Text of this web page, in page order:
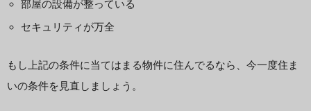
部屋の設備が整っている
セキュリティが万全
もし上記の条件に当てはまる物件に住んでるなら、今一度住ま
いの条件を見直しましょう。